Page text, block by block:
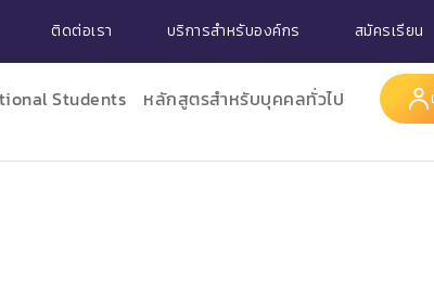
ติดต่อเรา บริการสำหรับองค์กร สมัครเรียน
Students หลักสูตรสำหรับบุคคลทั่วไป